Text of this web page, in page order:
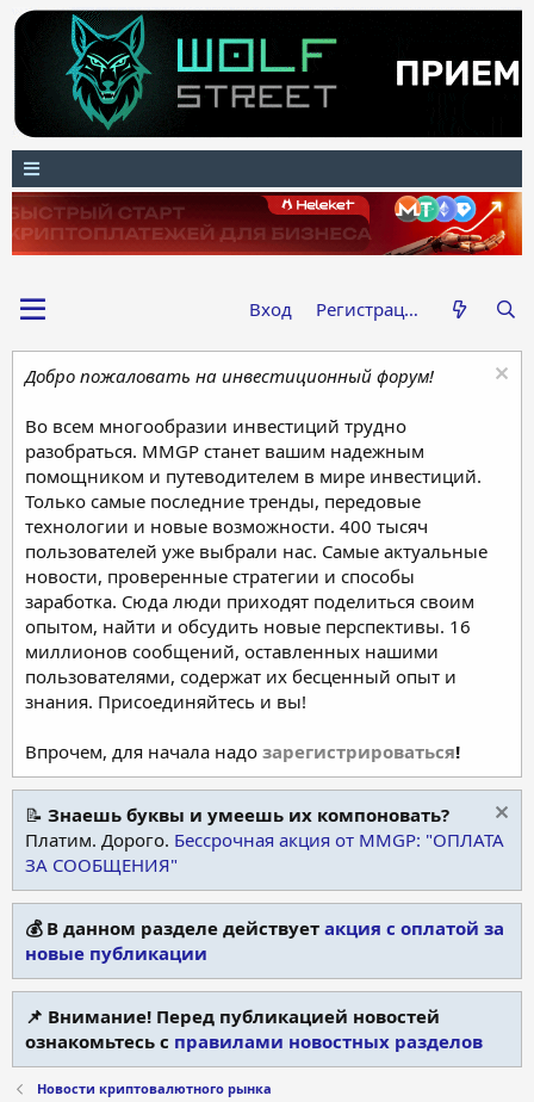
Вход Регистрация
Добро пожаловать на инвестиционный форум!
Во всем многообразии инвестиций трудно
разобраться. MMGP станет вашим надежным
помощником и путеводителем в мире инвестиций.
Только самые последние тренды, передовые
технологии и новые возможности. 400 тысяч
пользователей уже выбрали нас. Самые актуальные
новости, проверенные стратегии и способы
заработка. Сюда люди приходят поделиться своим
опытом, найти и обсудить новые перспективы. 16
миллионов сообщений, оставленных нашими
пользователями, содержат их бесценный опыт и
знания. Присоединяйтесь и вы!
Впрочем, для начала надо зарегистрироваться!
📝 Знаешь буквы и умеешь их компоновать?
Платим. Дорого. Бессрочная акция от MMGP: "ОПЛАТА
ЗА СООБЩЕНИЯ"
💰 В данном разделе действует акция с оплатой за
новые публикации
📌 Внимание! Перед публикацией новостей
ознакомьтесь с правилами новостных разделов
Новости криптовалютного рынка